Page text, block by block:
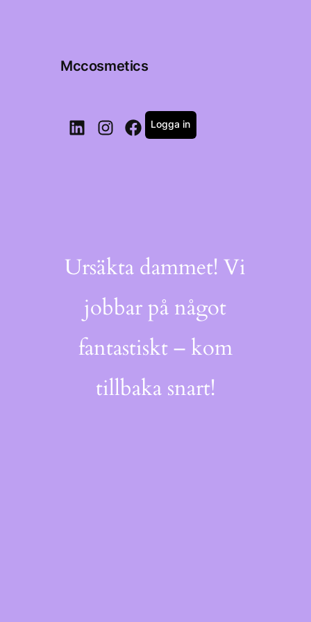
Mccosmetics
LinkedInInstagramFacebook
Logga in
Ursäkta dammet! Vi
jobbar på något
fantastiskt – kom
tillbaka snart!